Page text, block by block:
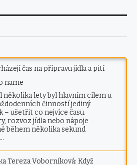
čas na přípravu jídla a pití
name
několika lety byl hlavním cílem u
činností jediný
– ušetřit co nejvíce času.
rozvoz jídla nebo nápoje
během několika sekund
Tereza Voborníková: Když